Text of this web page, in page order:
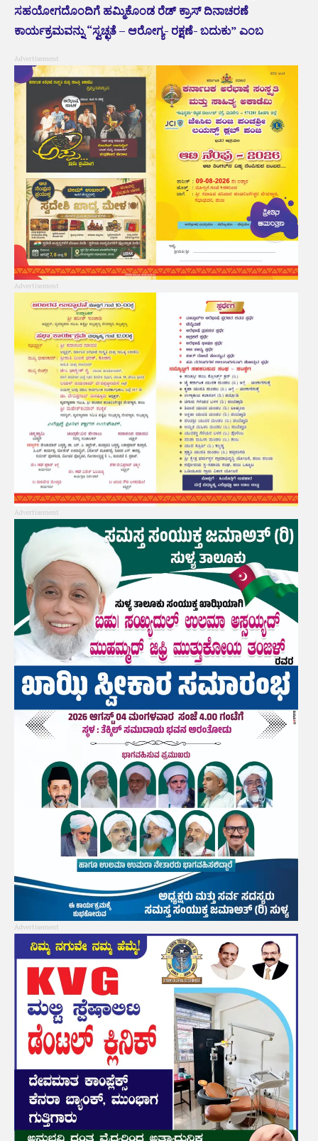
ಸಹಯೋಗದೊಂದಿಗೆ ಹಮ್ಮಿಕೊಂಡ ರೆಡ್ ಕ್ರಾಸ್ ದಿನಾಚರಣೆ
ಕಾರ್ಯಕ್ರಮವನ್ನು “ಸ್ವಚ್ಛತೆ – ಆರೋಗ್ಯ- ರಕ್ಷಣೆ- ಬದುಕು” ಎಂಬ
Advertisement
Advertisement
Advertisement
Advertisement